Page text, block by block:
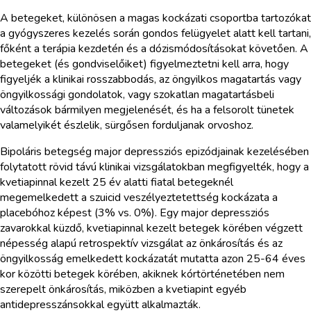
A betegeket, különösen a magas kockázati csoportba tartozókat
a gyógyszeres kezelés során gondos felügyelet alatt kell tartani,
főként a terápia kezdetén és a dózismódosításokat követően. A
betegeket (és gondviselőiket) figyelmeztetni kell arra, hogy
figyeljék a klinikai rosszabbodás, az öngyilkos magatartás vagy
öngyilkossági gondolatok, vagy szokatlan magatartásbeli
változások bármilyen megjelenését, és ha a felsorolt tünetek
valamelyikét észlelik, sürgősen forduljanak orvoshoz.
Bipoláris betegség major depressziós epizódjainak kezelésében
folytatott rövid távú klinikai vizsgálatokban megfigyelték, hogy a
kvetiapinnal kezelt 25 év alatti fiatal betegeknél
megemelkedett a szuicid veszélyeztetettség kockázata a
placebóhoz képest (3% vs. 0%). Egy major depressziós
zavarokkal küzdő, kvetiapinnal kezelt betegek körében végzett
népesség alapú retrospektív vizsgálat az önkárosítás és az
öngyilkosság emelkedett kockázatát mutatta azon 25-64 éves
kor közötti betegek körében, akiknek kórtörténetében nem
szerepelt önkárosítás, miközben a kvetiapint egyéb
antidepresszánsokkal együtt alkalmazták.